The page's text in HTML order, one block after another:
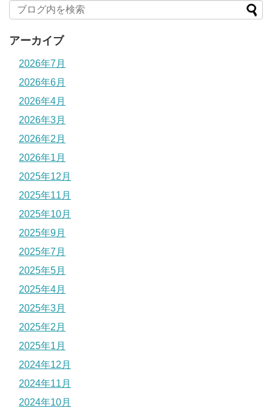
アーカイブ
2026年7月
2026年6月
2026年4月
2026年3月
2026年2月
2026年1月
2025年12月
2025年11月
2025年10月
2025年9月
2025年7月
2025年5月
2025年4月
2025年3月
2025年2月
2025年1月
2024年12月
2024年11月
2024年10月